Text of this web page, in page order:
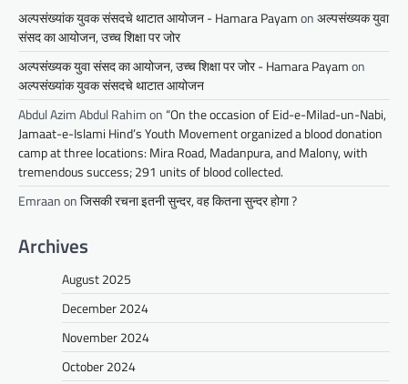
अल्पसंख्यांक युवक संसदचे थाटात आयोजन - Hamara Payamonअल्पसंख्यक युवा
संसद का आयोजन, उच्च शिक्षा पर जोर
अल्पसंख्यक युवा संसद का आयोजन, उच्च शिक्षा पर जोर - Hamara Payamon
अल्पसंख्यांक युवक संसदचे थाटात आयोजन
Abdul Azim Abdul Rahimon “On the occasion of Eid-e-Milad-un-Nabi,
Jamaat-e-Islami Hind’s Youth Movement organized a blood donation
camp at three locations: Mira Road, Madanpura, and Malony, with
tremendous success; 291 units of blood collected.
Emraanonजिसकी रचना इतनी सुन्दर, वह कितना सुन्दर होगा ?
Archives
August 2025
December 2024
November 2024
October 2024